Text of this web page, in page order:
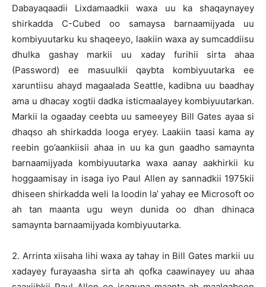
Dabayaqaadii Lixdamaadkii waxa uu ka shaqaynayey
shirkadda C-Cubed oo samaysa barnaamijyada uu
kombiyuutarku ku shaqeeyo, laakiin waxa ay sumcaddiisu
dhulka gashay markii uu xaday furihii sirta ahaa
(Password) ee masuulkii qaybta kombiyuutarka ee
xaruntiisu ahayd magaalada Seattle, kadibna uu baadhay
ama u dhacay xogtii dadka isticmaalayey kombiyuutarkan.
Markii la ogaaday ceebta uu sameeyey Bill Gates ayaa si
dhaqso ah shirkadda looga eryey. Laakiin taasi kama ay
reebin go’aankiisii ahaa in uu ka gun gaadho samaynta
barnaamijyada kombiyuutarka waxa aanay aakhirkii ku
hoggaamisay in isaga iyo Paul Allen ay sannadkii 1975kii
dhiseen shirkadda weli la loodin la’ yahay ee Microsoft oo
ah tan maanta ugu weyn dunida oo dhan dhinaca
samaynta barnaamijyada kombiyuutarka.
2. Arrinta xiisaha lihi waxa ay tahay in Bill Gates markii uu
xadayey furayaasha sirta ah qofka caawinayey uu ahaa